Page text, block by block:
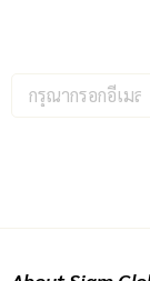
กรอก
อีเมล